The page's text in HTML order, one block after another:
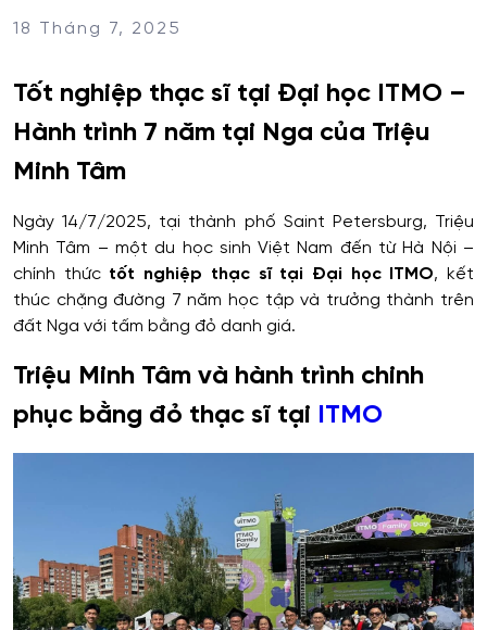
18 Tháng 7, 2025
Tốt nghiệp thạc sĩ tại Đại học ITMO –
Hành trình 7 năm tại Nga của Triệu
Minh Tâm
Ngày 14/7/2025, tại thành phố Saint Petersburg, Triệu
Minh Tâm – một du học sinh Việt Nam đến từ Hà Nội –
chính thức tốt nghiệp thạc sĩ tại Đại học ITMO, kết
thúc chặng đường 7 năm học tập và trưởng thành trên
đất Nga với tấm bằng đỏ danh giá.
Triệu Minh Tâm và hành trình chinh
phục bằng đỏ thạc sĩ tại ITMO